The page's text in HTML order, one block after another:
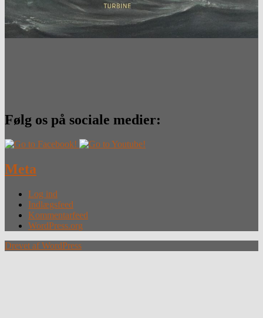
Følg os på sociale medier:
Meta
Log ind
Indlægsfeed
Kommentarfeed
WordPress.org
Drevet af WordPress